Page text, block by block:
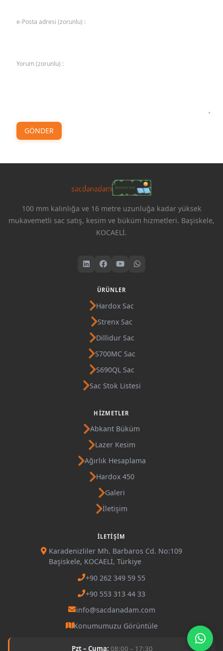
e-Posta adresi (zorunlu) :
Yorum (zorunlu) :
GÖNDER
100 mm kalınlığa ve 16 metre uzunluğa kadar yüksek
mukavemetli sac satış, kesim ve büküm hizmetleri. Başiskele,
KOCAELİ.
ÜRÜNLER
Hardox Sac
Strenx Sac
Dillidur Sac
S700MC Sac
S690QL Sac
Sac Stok Listesi
HIZMETLER
Abkant Büküm
Lazer Kesim
Ağırlık Hesaplama
Hardox 450
Galeri
İletişim
İLETIŞIM
Karadenizliler Mh. Barbaros Cd. No:109
Başiskele, KOCAELİ, Türkiye
+90 262 349 59 55
+90 553 313 44 33
info@sacdanadam.com
Konumumuzu Görüntüle
Pzt – Cuma: 08:00 – 17:30